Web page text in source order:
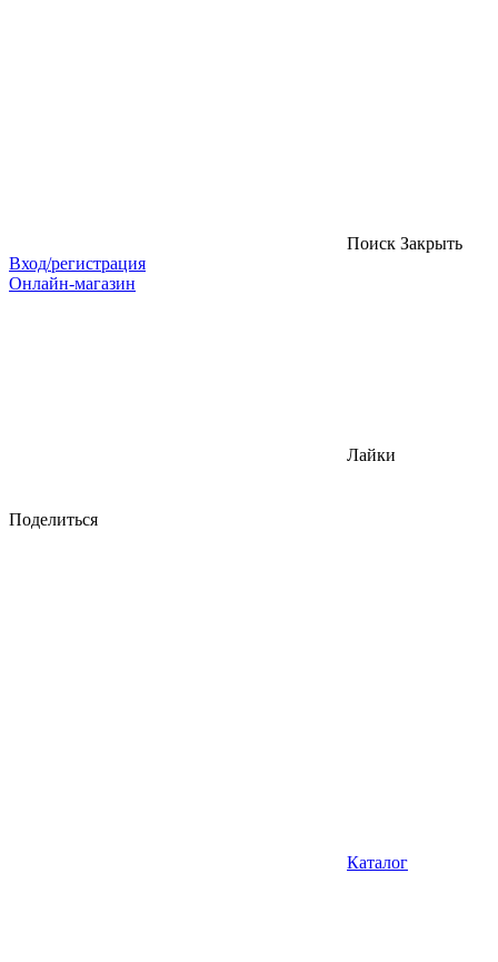
Поиск Закрыть
Вход/регистрация
Онлайн-магазин
Лайки
Поделиться
Каталог